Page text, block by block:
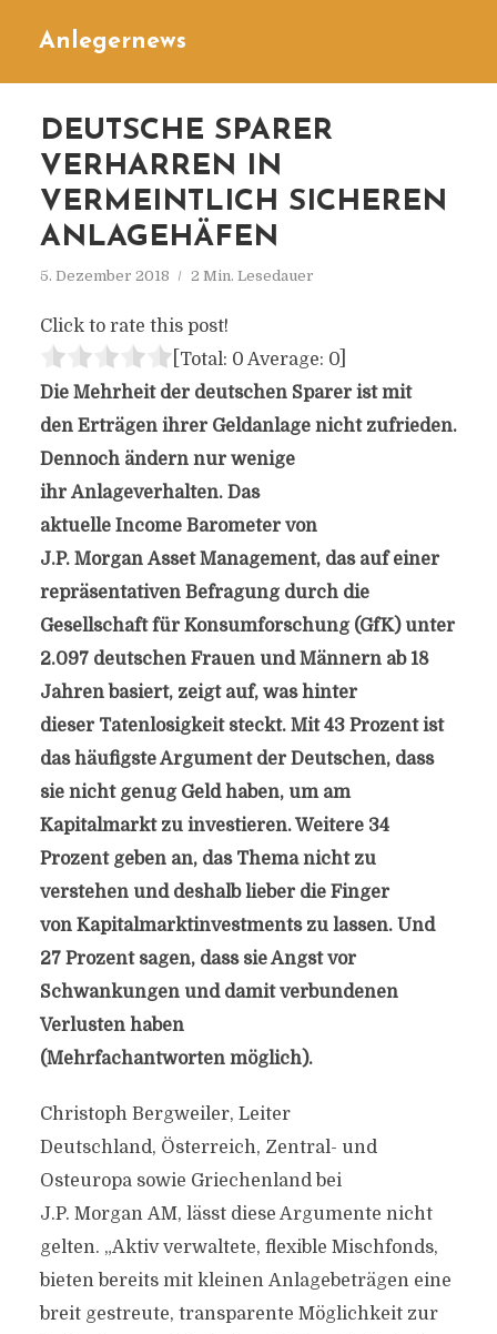
Anlegernews
DEUTSCHE SPARER
VERHARREN IN
VERMEINTLICH SICHEREN
ANLAGEHÄFEN
5. Dezember 2018 2 Min. Lesedauer
Click to rate this post!
[Total: 0 Average: 0]
Die Mehrheit der deutschen Sparer ist mit
den Erträgen ihrer Geldanlage nicht zufrieden.
Dennoch ändern nur wenige
ihr Anlageverhalten. Das
aktuelle Income Barometer von
J.P. Morgan Asset Management, das auf einer
repräsentativen Befragung durch die
Gesellschaft für Konsumforschung (GfK) unter
2.097 deutschen Frauen und Männern ab 18
Jahren basiert, zeigt auf, was hinter
dieser Tatenlosigkeit steckt. Mit 43 Prozent ist
das häufigste Argument der Deutschen, dass
sie nicht genug Geld haben, um am
Kapitalmarkt zu investieren. Weitere 34
Prozent geben an, das Thema nicht zu
verstehen und deshalb lieber die Finger
von Kapitalmarktinvestments zu lassen. Und
27 Prozent sagen, dass sie Angst vor
Schwankungen und damit verbundenen
Verlusten haben
(Mehrfachantworten möglich).
Christoph Bergweiler, Leiter
Deutschland, Österreich, Zentral- und
Osteuropa sowie Griechenland bei
J.P. Morgan AM, lässt diese Argumente nicht
gelten. „Aktiv verwaltete, flexible Mischfonds,
bieten bereits mit kleinen Anlagebeträgen eine
breit gestreute, transparente Möglichkeit zur